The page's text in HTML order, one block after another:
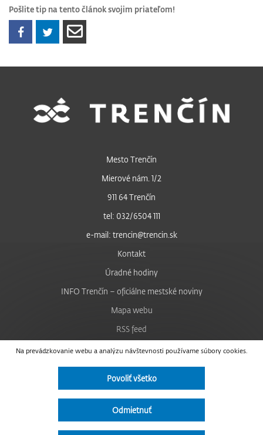
Pošlite tip na tento článok svojim priateľom!
Na prevádzkovanie webu a analýzu návštevnosti používame súbory cookies.
Povoliť všetko
Odmietnuť
Mesto Trenčín
Mierové nám. 1/2
911 64 Trenčín
tel: 032/6504 111
e-mail: trencin@trencin.sk
Kontakt
Úradné hodiny
INFO Trenčín – oficiálne mestské noviny
Mapa webu
RSS feed
Nastavenie cookies
Facebook
Instagram
Vyhlásenie o prístupnosti